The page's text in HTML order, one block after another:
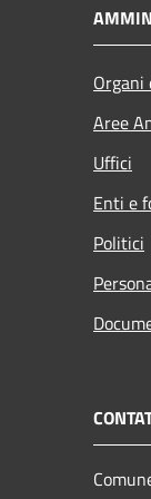
Organi
Aree
Uffici
Enti e
Politici